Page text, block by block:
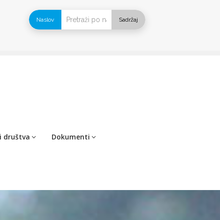
Naslov Sadržaj
društva Dokumenti